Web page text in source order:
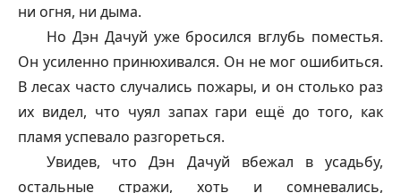
ни огня, ни дыма.
Но Дэн Дачуй уже бросился вглубь поместья.
Он усиленно принюхивался. Он не мог ошибиться.
В лесах часто случались пожары, и он столько раз
их видел, что чуял запах гари ещё до того, как
пламя успевало разгореться.
Увидев, что Дэн Дачуй вбежал в усадьбу,
остальные стражи, хоть и сомневались,